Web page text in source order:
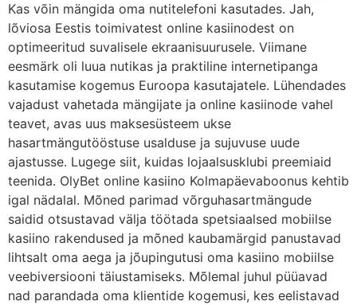
Kas võin mängida oma nutitelefoni kasutades. Jah,
lõviosa Eestis toimivatest online kasiinodest on
optimeeritud suvalisele ekraanisuurusele. Viimane
eesmärk oli luua nutikas ja praktiline internetipanga
kasutamise kogemus Euroopa kasutajatele. Lühendades
vajadust vahetada mängijate ja online kasiinode vahel
teavet, avas uus maksesüsteem ukse
hasartmängutööstuse usalduse ja sujuvuse uude
ajastusse. Lugege siit, kuidas lojaalsusklubi preemiaid
teenida. OlyBet online kasiino Kolmapäevaboonus kehtib
igal nädalal. Mõned parimad võrguhasartmängude
saidid otsustavad välja töötada spetsiaalsed mobiilse
kasiino rakendused ja mõned kaubamärgid panustavad
lihtsalt oma aega ja jõupingutusi oma kasiino mobiilse
veebiversiooni täiustamiseks. Mõlemal juhul püüavad
nad parandada oma klientide kogemusi, kes eelistavad